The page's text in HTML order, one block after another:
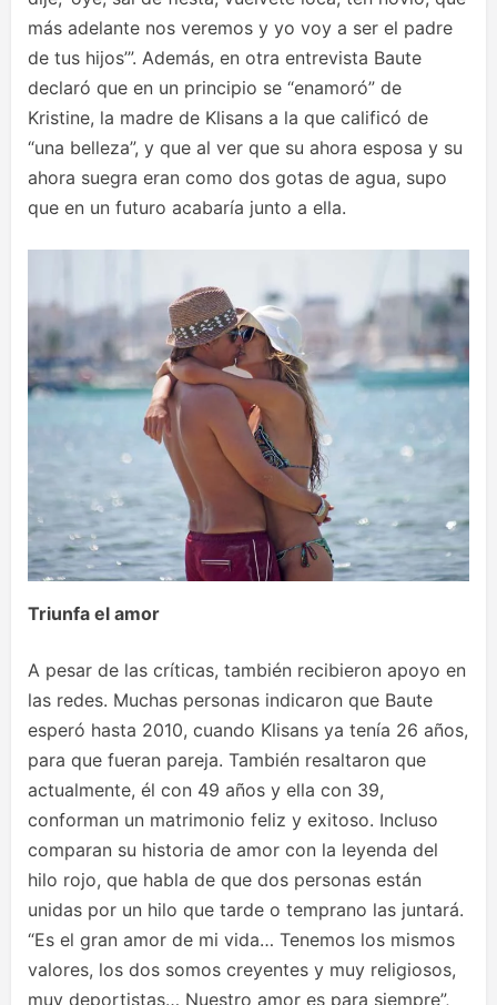
más adelante nos veremos y yo voy a ser el padre
de tus hijos’”. Además, en otra entrevista Baute
declaró que en un principio se “enamoró” de
Kristine, la madre de Klisans a la que calificó de
“una belleza”, y que al ver que su ahora esposa y su
ahora suegra eran como dos gotas de agua, supo
que en un futuro acabaría junto a ella.
Triunfa el amor
A pesar de las críticas, también recibieron apoyo en
las redes. Muchas personas indicaron que Baute
esperó hasta 2010, cuando Klisans ya tenía 26 años,
para que fueran pareja. También resaltaron que
actualmente, él con 49 años y ella con 39,
conforman un matrimonio feliz y exitoso. Incluso
comparan su historia de amor con la leyenda del
hilo rojo, que habla de que dos personas están
unidas por un hilo que tarde o temprano las juntará.
“Es el gran amor de mi vida… Tenemos los mismos
valores, los dos somos creyentes y muy religiosos,
muy deportistas… Nuestro amor es para siempre”,